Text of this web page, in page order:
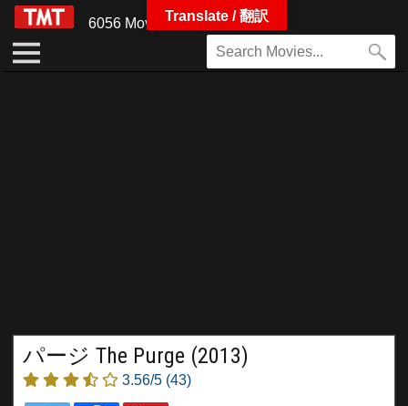
6056 Movies
パージ The Purge (2013)
3.56/5 (43)
Translate / 翻訳